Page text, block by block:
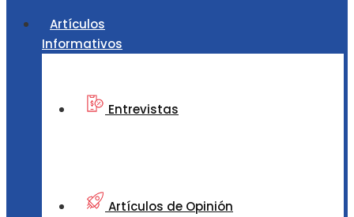
Artículos
Informativos
Entrevistas
Artículos de Opinión